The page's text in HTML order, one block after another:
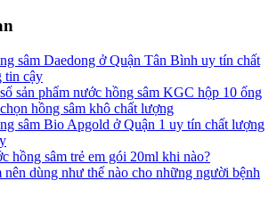
sâm Daedong ở Quận Tân Bình uy tín chất
tin cậy
sản phẩm nước hồng sâm KGC hộp 10 ống
hồng sâm khô chất lượng
sâm Bio Apgold ở Quận 1 uy tín chất lượng
hồng sâm trẻ em gói 20ml khi nào?
nên dùng như thế nào cho những người bệnh